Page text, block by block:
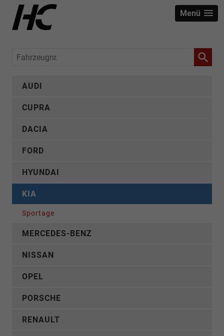
Menü
Fahrzeugnr.
AUDI
CUPRA
DACIA
FORD
HYUNDAI
KIA
Sportage
MERCEDES-BENZ
NISSAN
OPEL
PORSCHE
RENAULT